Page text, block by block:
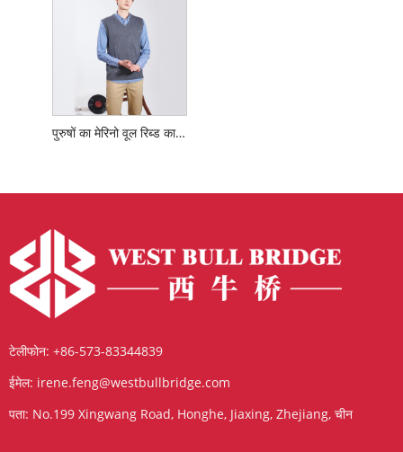
पुरुषों का मेरिनो वूल रिब्ड कार्डिगन
टेलीफोन: +86-573-83344839
ईमेल: irene.feng@westbullbridge.com
पता: No.199 Xingwang Road, Honghe, Jiaxing, Zhejiang, चीन